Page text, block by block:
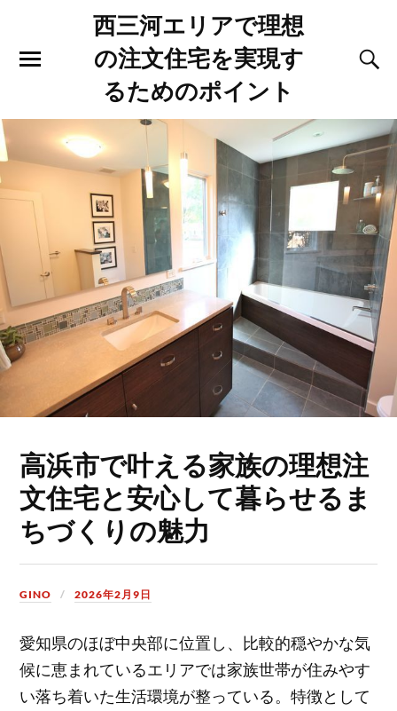
西三河エリアで理想
の注文住宅を実現す
るためのポイント
高浜市で叶える家族の理想注
文住宅と安心して暮らせるま
ちづくりの魅力
GINO 2026年2月9日
愛知県のほぼ中央部に位置し、比較的穏やかな気
候に恵まれているエリアでは家族世帯が住みやす
い落ち着いた生活環境が整っている。特徴として